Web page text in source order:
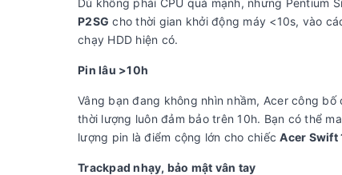
P2SG cho thời gian khởi động máy <10s, vào
chạy HDD hiện có.
Pin lâu >10h
Vâng bạn đang không nhìn nhầm, Acer công
thời lượng luôn đảm bảo trên 10h. Bạn có thể
lượng pin là điểm cộng lớn cho chiếcAcer Swift
Trackpad nhạy, bảo mật vân tay